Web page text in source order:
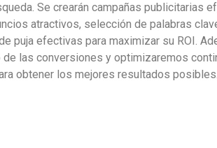
Se crearán campañas publicitarias
atractivos, selección de palabras
puja efectivas para maximizar su ROI.
de las conversiones y optimizaremos
obtener los mejores resultados posibles.